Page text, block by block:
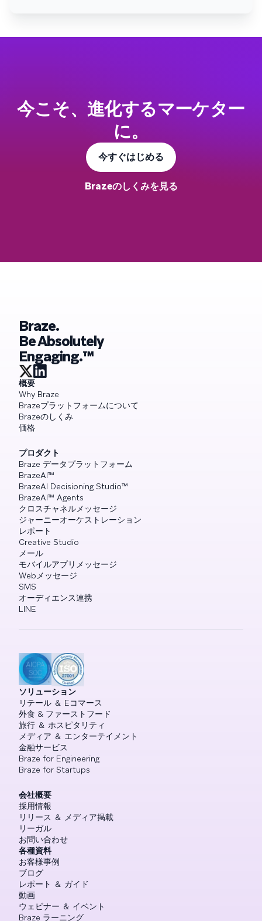
今こそ、進化するマーケター
に。
今すぐはじめる
Brazeのしくみを見る
Braze.
Be Absolutely
Engaging.™
概要
Why Braze
Brazeプラットフォームについて
Brazeのしくみ
価格
プロダクト
Braze データプラットフォーム
BrazeAI™
BrazeAI Decisioning Studio™
BrazeAI™ Agents
クロスチャネルメッセージ
ジャーニーオーケストレーション
レポート
Creative Studio
メール
モバイルアプリメッセージ
Webメッセージ
SMS
オーディエンス連携
LINE
ソリューション
リテール ＆ Eコマース
外食 & ファーストフード
旅行 ＆ ホスピタリティ
メディア ＆ エンターテイメント
金融サービス
Braze for Engineering
Braze for Startups
会社概要
採用情報
リリース ＆ メディア掲載
リーガル
お問い合わせ
各種資料
お客様事例
ブログ
レポート ＆ ガイド
動画
ウェビナー ＆ イベント
Braze ラーニング